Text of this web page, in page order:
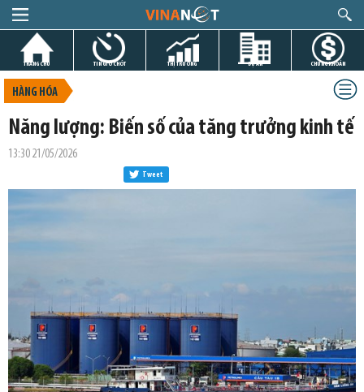
TRANG CHỦ TIN GIỜ CHÓT THỊ TRƯỜNG DỰ ÁN CHỨNG KHOÁN
HÀNG HÓA
Năng lượng: Biến số của tăng trưởng kinh tế
13:30 21/05/2026
Tweet